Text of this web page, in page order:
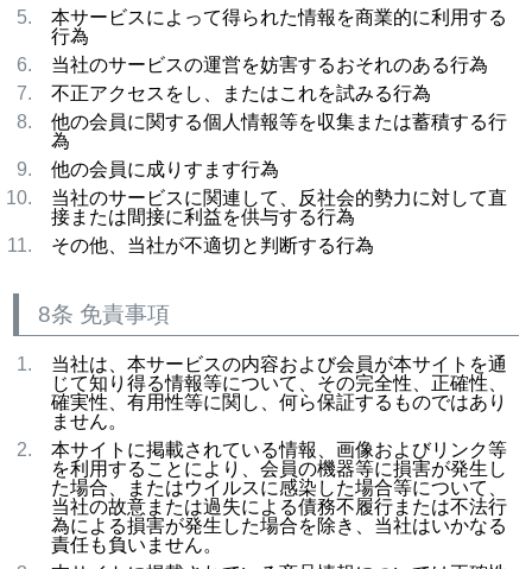
本サービスによって得られた情報を商業的に利用する
行為
当社のサービスの運営を妨害するおそれのある行為
不正アクセスをし、またはこれを試みる行為
他の会員に関する個人情報等を収集または蓄積する行
為
他の会員に成りすます行為
当社のサービスに関連して、反社会的勢力に対して直
接または間接に利益を供与する行為
その他、当社が不適切と判断する行為
8条 免責事項
当社は、本サービスの内容および会員が本サイトを通
じて知り得る情報等について、その完全性、正確性、
確実性、有用性等に関し、何ら保証するものではあり
ません。
本サイトに掲載されている情報、画像およびリンク等
を利用することにより、会員の機器等に損害が発生し
た場合、またはウイルスに感染した場合等について、
当社の故意または過失による債務不履行または不法行
為による損害が発生した場合を除き、当社はいかなる
責任も負いません。